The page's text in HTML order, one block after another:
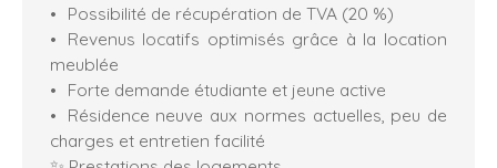
Possibilité de récupération de TVA (20 %)
Revenus locatifs optimisés grâce à la location
meublée
Forte demande étudiante et jeune active
Résidence neuve aux normes actuelles, peu de
charges et entretien facilité